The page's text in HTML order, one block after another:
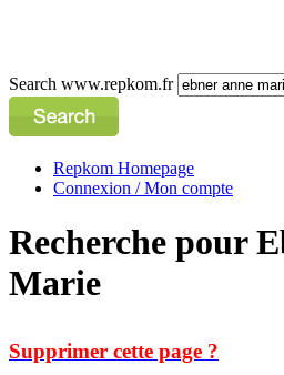
Search www.repkom.fr
Repkom Homepage
Connexion / Mon compte
Recherche pour
Marie
Supprimer cette page ?